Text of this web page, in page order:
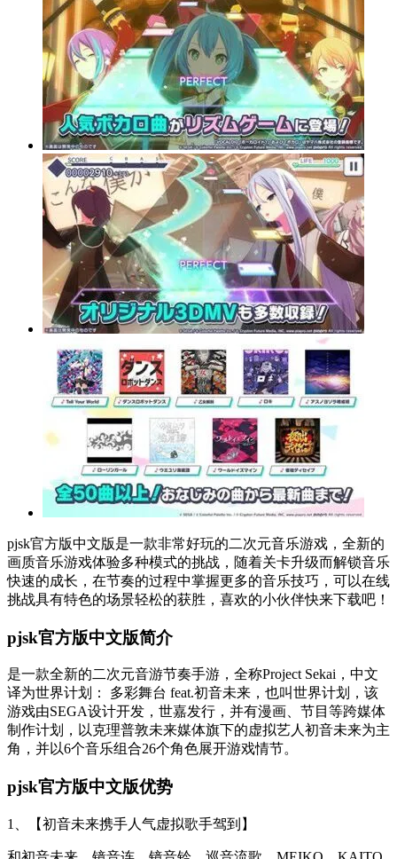
pjsk官方版中文版是一款非常好玩的二次元音乐游戏，全新的
画质音乐游戏体验多种模式的挑战，随着关卡升级而解锁音乐
快速的成长，在节奏的过程中掌握更多的音乐技巧，可以在线
挑战具有特色的场景轻松的获胜，喜欢的小伙伴快来下载吧！
pjsk官方版中文版简介
是一款全新的二次元音游节奏手游，全称Project Sekai，中文
译为世界计划： 多彩舞台 feat.初音未来，也叫世界计划，该
游戏由SEGA设计开发，世嘉发行，并有漫画、节目等跨媒体
制作计划，以克理普敦未来媒体旗下的虚拟艺人初音未来为主
角，并以6个音乐组合26个角色展开游戏情节。
pjsk官方版中文版优势
1、【初音未来携手人气虚拟歌手驾到】